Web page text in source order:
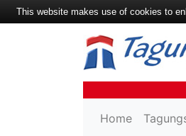
Home
This website makes use of cookies to